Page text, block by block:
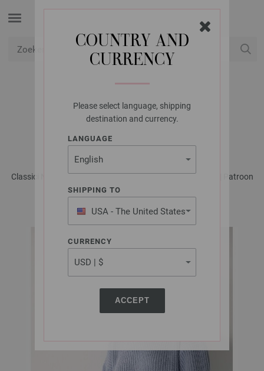
COUNTRY AND
CURRENCY
Please select language, shipping
destination and currency.
LANGUAGE
SHIPPING TO
USA - The United States
of America
CURRENCY
ACCEPT
LANA GROSSA
TRUI ELASTICO
Classici No. 28 - Tijdschrift (DE) + Breibeschrijvingen (NL) | Patroon